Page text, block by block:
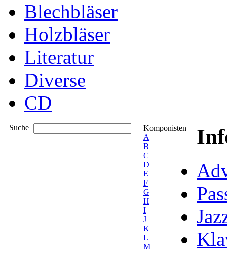
Blechbläser
Holzbläser
Literatur
Diverse
CD
Suche
Komponisten
A
B
C
D
E
F
G
H
I
J
K
L
M